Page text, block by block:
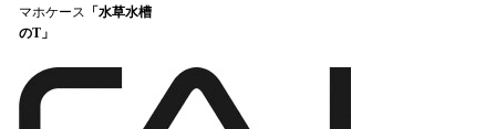
マホケース 「水草水槽
のT」